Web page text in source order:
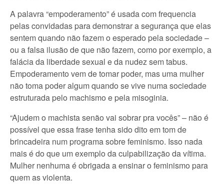
A palavra “empoderamento” é usada com frequencia
pelas convidadas para demonstrar a segurança que elas
sentem quando não fazem o esperado pela sociedade –
ou a falsa ilusão de que não fazem, como por exemplo, a
falácia da liberdade sexual e da nudez sem tabus.
Empoderamento vem de tomar poder, mas uma mulher
não toma poder algum quando se vive numa sociedade
estruturada pelo machismo e pela misoginia.
“Ajudem o machista senão vai sobrar pra vocês” – não é
possível que essa frase tenha sido dito em tom de
brincadeira num programa sobre feminismo. Isso nada
mais é do que um exemplo da culpabilização da vítima.
Mulher nenhuma é obrigada a ensinar o feminismo para
quem as violenta.